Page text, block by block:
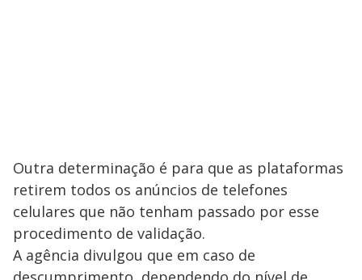
Outra determinação é para que as plataformas
retirem todos os anúncios de telefones
celulares que não tenham passado por esse
procedimento de validação.
A agência divulgou que em caso de